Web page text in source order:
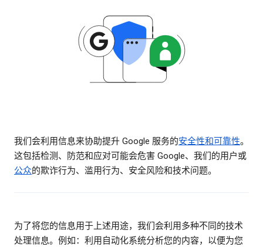
我们会利用信息来协助提升 Google 服务的安全性和可靠性。
这包括检测、防范和应对可能会危害 Google、我们的用户或
公众的欺诈行为、滥用行为、安全风险和技术问题。
为了将您的信息用于上述用途，我们会利用多种不同的技术
处理信息。例如：利用自动化系统分析您的内容，以便为您